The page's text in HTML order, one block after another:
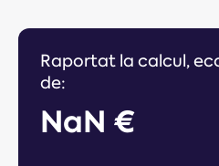
Raportat la calcul,
de:
NaN €